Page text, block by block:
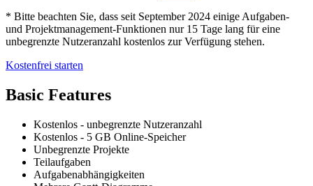
* Bitte beachten Sie, dass seit September 2024 einige Aufgaben-
und Projektmanagement-Funktionen nur 15 Tage lang für eine
unbegrenzte Nutzeranzahl kostenlos zur Verfügung stehen.
Kostenfrei starten
Basic Features
Kostenlos - unbegrenzte Nutzeranzahl
Kostenlos - 5 GB Online-Speicher
Unbegrenzte Projekte
Teilaufgaben
Aufgabenabhängigkeiten